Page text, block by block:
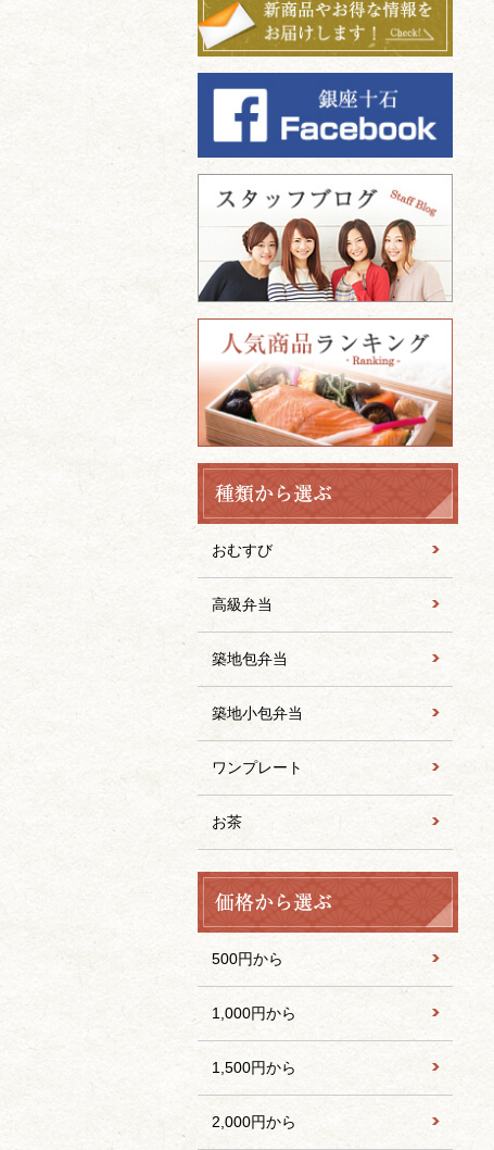
おむすび
高級弁当
築地包弁当
築地小包弁当
ワンプレート
お茶
500円から
1,000円から
1,500円から
2,000円から